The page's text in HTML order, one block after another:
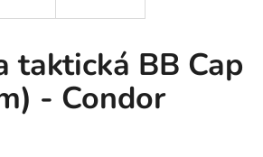
taktická BB Cap
- Condor